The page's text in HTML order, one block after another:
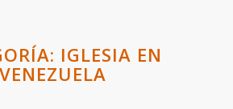
IGLESIA EN
VENEZUELA